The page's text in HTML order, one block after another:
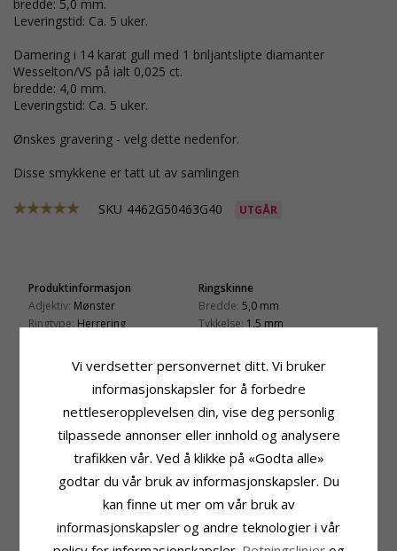
bredde: 5,0 mm.
Leveringstid: Ca. 5 uker.
Damering i 14 karat gull med 1 briljantslipte diamanter
Wesselton/VS på ialt 0,025 ct.
bredde: 4,0 mm.
Leveringstid: Ca. 5 uker.
Ønskes gravering - velg dette nedenfor.
Disse smykkene er tatt ut av samlingen
SKU 4462G50463G40 UTGÅR
Produktinformasjon
Adjektiv: Mønster
Ringtype: Herrering
Edelmetall:
Ringskinne
Bredde: 5,0 mm
Tykkelse: 1,5 mm
Leveringstid:
Ca. 5 Uker
Produktinformasjon
Ringtype:
Damering
Karat: 14
Edelmetall:Gull
Overflate: Blank
Sliping:
Briljantslipt
Ringskinne
Bredde:4,0 mm
Tykkelse:
1,5 mm
Vi verdsetter personvernet ditt. Vi bruker
informasjonskapsler for å forbedre
nettleseropplevelsen din, vise deg personlig
tilpassede annonser eller innhold og analysere
trafikken vår. Ved å klikke på «Godta alle»
godtar du vår bruk av informasjonskapsler. Du
kan finne ut mer om vår bruk av
informasjonskapsler og andre teknologier i vår